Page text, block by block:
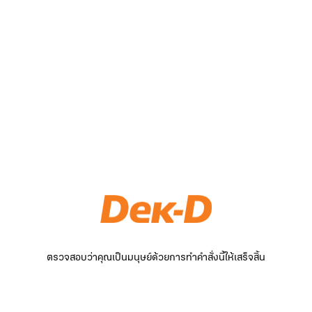
ตรวจสอบว่าคุณเป็นมนุษย์ด้วยการทำคำสั่งนี้ให้เสร็จสิ้น